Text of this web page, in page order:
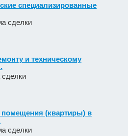
специализированные
сделки
и техническому
помещения (квартиры) в
сделки